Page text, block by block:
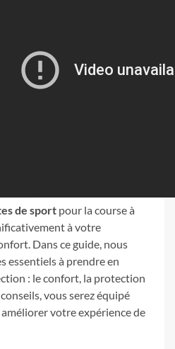
de sport pour la course à
à votre
Dans ce guide, nous
essentiels à prendre en
: le confort, la protection
vous serez équipé
votre expérience de